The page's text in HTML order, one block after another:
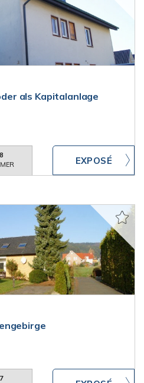
als Kapitalanlage
8
7